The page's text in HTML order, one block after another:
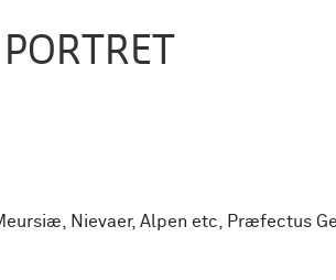
PORTRET
Nievaer, Alpen etc, Præfectus